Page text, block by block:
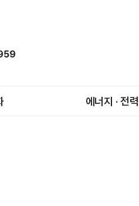
에너지 · 전력